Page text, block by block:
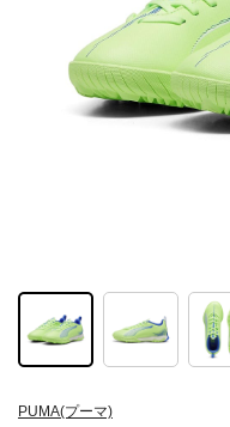
PUMA(プーマ)